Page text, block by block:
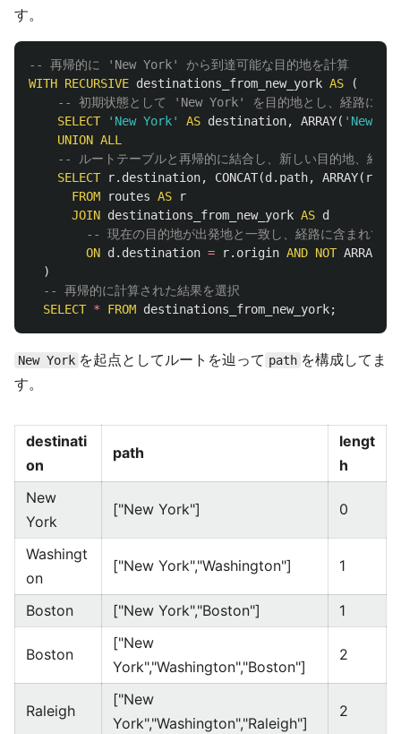
す。
-- 再帰的に 'New York' から到達可能な目的地を計算
WITH RECURSIVE destinations_from_new_york AS
(
-- 初期状態として 'New York' を目的地とし、経路に
SELECT
'New York' AS destination, ARRAY( 'New
UNION ALL
-- ルートテーブルと再帰的に結合し、新しい目的地、経路
SELECT
r. destination, CONCAT(d. path, ARRAY( r
FROM
routes AS
r
JOIN destinations_from_new_york AS d
-- 現在の目的地が出発地と一致し、経路に含まれてい
ON d. destination = r. origin AND NOT
)
-- 再帰的に計算された結果を選択
SELECT * FROM destinations_from_new_york;
New York を起点としてルートを辿って path を構成してま
す。
destinati
on
path
lengt
h
New
York
["New York"] 0
Washingt
on
["New York","Washington"] 1
Boston ["New York","Boston"] 1
Boston
["New
York","Washington","Boston"]
2
Raleigh
["New
York","Washington","Raleigh"]
2